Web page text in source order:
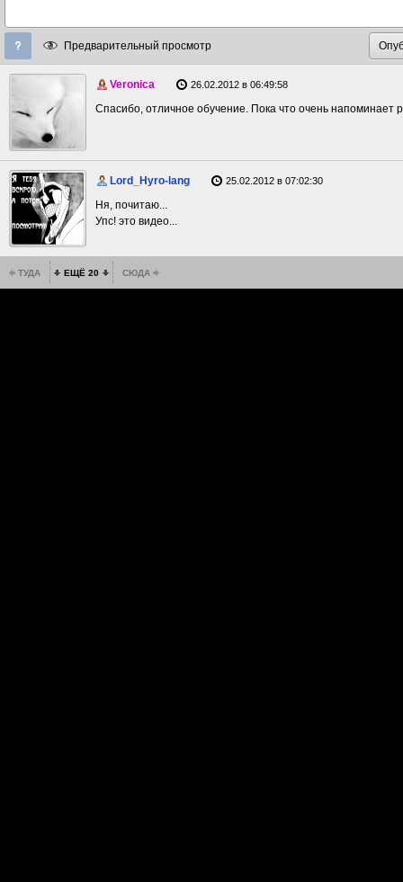
Предварительный просмотр
Veronica 26.02.2012 в 06:49:58
Спасибо, отличное обучение. Пока что очень
Lord_Hyro-lang 25.02.2012 в 07:02:30
Ня, почитаю...
Упс! это видео...
ТУДА ЕЩЁ 20 СЮДА